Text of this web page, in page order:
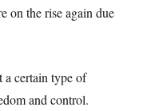
on the rise again due
a certain type of
and control.